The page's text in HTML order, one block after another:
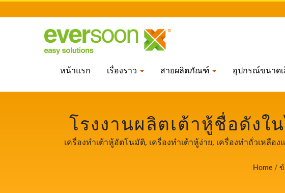
หน้าแรก เรื่องราว สายผลิตภัณฑ์ อุปกรณ์ขนาด
โรงงานผลิตเต้าหู้ชื่อดัง
เหลืองมืออาชีพในไต้หวัน
เครื่องทำเต้าหู้อัตโนมัติ, เครื่องทำเต้าหู้ง่าย, เครื่องทำถั่วเหลื
เต้าหู้, สายการผลิตเต้าหู้ / eversoon เป็นแบรนด์ของ Yung
ปลอดภัยด้านอาหาร เราแบ่งปันเทคโนโลยีหลักและประสบการ
Home / ข้